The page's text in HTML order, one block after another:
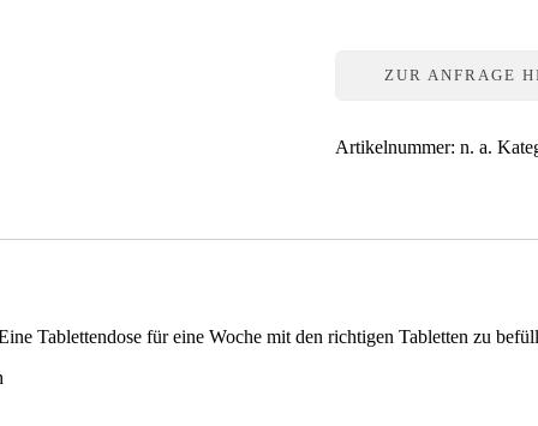
ZUR ANFRAGE
Artikelnummer:n. a.
Tablettendose für eine Woche mit den richtigen Tabletten zu